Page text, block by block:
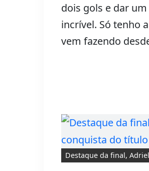
dois gols e dar
incrível. Só tenho
vem fazendo
Destaque da final,